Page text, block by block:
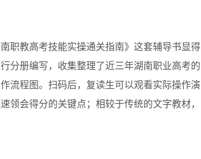
职教高考技能实操通关指南》这套辅导书显得
分册编写，收集整理了近三年湖南职业高考的
流程图。扫码后，复读生可以观看实际操作演
领会得分的关键点；相较于传统的文字教材，